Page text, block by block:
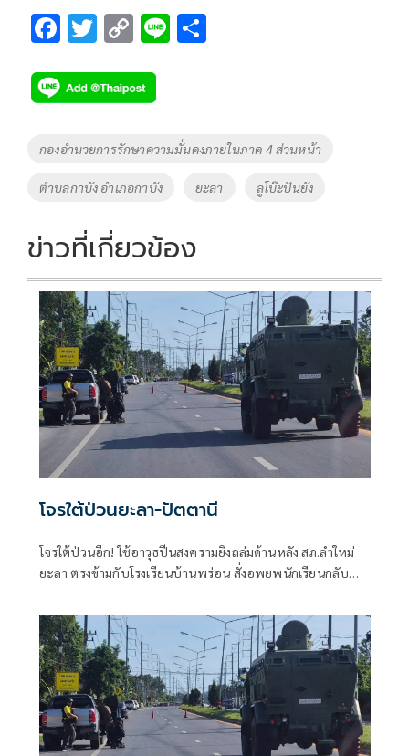
F
e
b
o
k
T
tt
er
C
p
y
Li
k
Li
Tags
กองอำนวยการรักษาความมั่นคงภายในภาค 4 ส่วนหน้า
ตำบลกาบัง อำเภอกาบัง ยะลา ลูโบ๊ะปันยัง
ข่าวที่เกี่ยวข้อง
โจรใต้ป่วนยะลา-ปัตตานี
โจรใต้ป่วนอีก! ใช้อาวุธปืนสงครามยิงถล่มด้านหลัง สภ.ลำใหม่
ยะลา ตรงข้ามกับโรงเรียนบ้านพร่อน สั่งอพยพนักเรียนกลับ